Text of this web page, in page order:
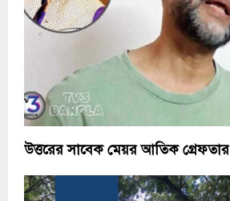
উত্তরের সাবেক মেয়র আতিক গ্রেফতার